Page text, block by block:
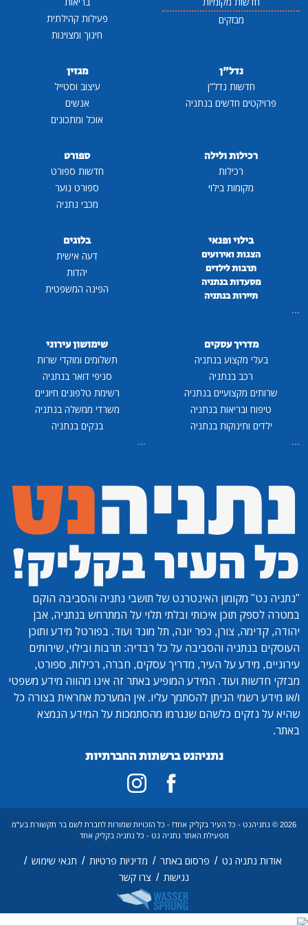
מבזקים
פעילות קהילתית
חינוך ומצוינות
נדל"ן
חדשות נדל"ן
פרויקטים חדשים בנתניה
מגזין
עיצוב וסטייל
אנשים
אוכל ומתכונים
רכילות ולילה
רכילות
מקומות בילוי
ספורט
חדשות ספורט
ספורט נוער
מכבי נתניה
בילוי ופנאי
הצגות ואירועים
תרבות לילדים
מסעדות בנתניה
תיירות בנתניה
...
בלוגים
דעה אישית
יהדות
הפינה המשפטית
מדריך עסקים
בעלי מקצוע בנתניה
רכב בנתניה
שרותים מקצועיים בנתניה
טיפוח ובריאות בנתניה
ילדים ותינוקות בנתניה
...
שימושון עירוני
תשלומים ומוקדי שרות
סניפי דואר בנתניה
רשימת טלפונים חיוניים
משרדי ממשלה בנתניה
בנקים בנתניה
...
"נתניה נט" מקומון האינטרנט של תושבי נתניה והסביבה הוקם
במטרה לספק תוכן איכותי ובלתי תלוי על המתרחש בנתניה, אבן
יהודה, קדימה, צורן, כפר יונה, תל מונד ועוד. בפורטל מידע ותוכן
העוסקים בנתניה והסביבה על כל רבדיה: תרבות ובילוי, שירותים
עירוניים, מידע על העיר, מדריך עסקים, חברה, רכילות, ספורט,
מבזקי חדשות ועוד. המידע המופיע באתר זה אינו מהווה מידע משפטי
ו/או מידע רשמי הניתן להסתמך עליו. אין המערכת אחראית בצורה כל
שהיא על נזקים כלשהם שנגרמו מהסתמכות על המידע הנמצא
באתר.
נתניהנט ברשתות החברתיות
2026 © נתניהנט - כל העיר בקליק אחד! - כל הזכויות שמורות לחברת לשם בר תקשורת בע"מ
מפעילת האתר נתניה נט - כל נתניה בקליק אחד
אודות נתניה נט / פרסום באתר / מדיניות פרטיות / תנאי שימוש /
נגישות / צרו קשר